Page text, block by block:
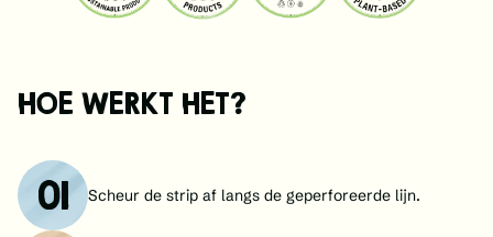
HOE WERKT HET?
01 Scheur de strip af langs de geperforeerde lijn.